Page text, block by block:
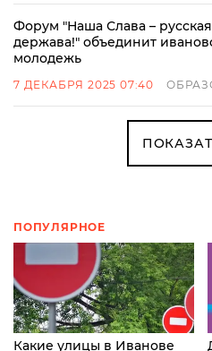
Форум "Наша Слава – русская
держава!" объединит
молодежь
7 ДЕКАБРЯ 2025 07:40
ПОПУЛЯРНОЕ
Какие улицы в Иванове